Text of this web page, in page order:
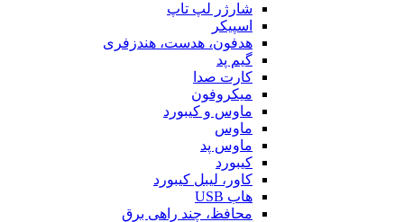
شارژر لپ تاپ
اسپیکر
هدفون، هدست، هندزفری
گیم پد
کارت صدا
میکروفون
ماوس و کیبورد
ماوس
ماوس پد
کیبورد
کاور، لیبل کیبورد
هاب USB
محافظ، چند راهی برق